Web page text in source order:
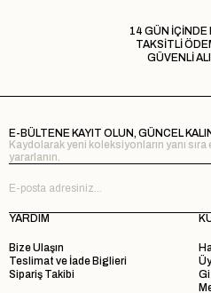
14 GÜN İÇİNDE
TAKSİTLİ
GÜVENLİ
E-BÜLTENE KAYIT OLUN, GÜNCEL
Kaydolarak yeni koleksiyonların yanı
yararlanın.
YARDIM
Bize Ulaşın
Teslimat ve İade Biglieri
Sipariş Takibi